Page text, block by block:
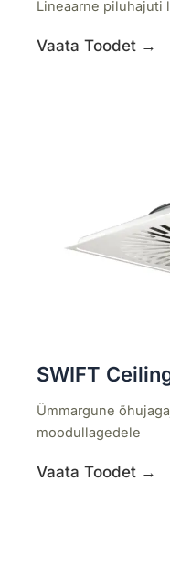
Lineaarne piluhajuti
Vaata Toodet →
SWIFT
Ümmargune
moodullagedele
Vaata Toodet →